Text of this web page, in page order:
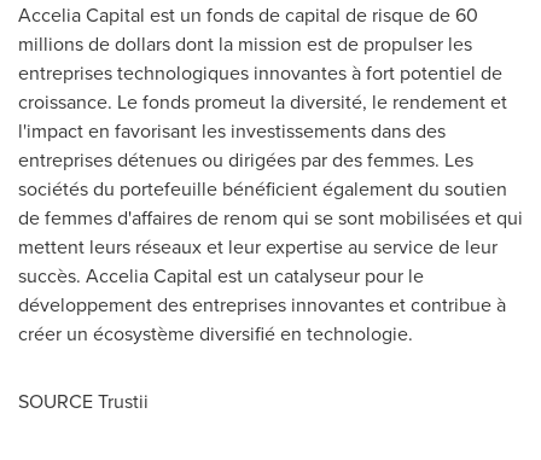
Accelia Capital est un fonds de capital de risque de 60
millions de dollars dont la mission est de propulser les
entreprises technologiques innovantes à fort potentiel de
croissance. Le fonds promeut la diversité, le rendement et
l'impact en favorisant les investissements dans des
entreprises détenues ou dirigées par des femmes. Les
sociétés du portefeuille bénéficient également du soutien
de femmes d'affaires de renom qui se sont mobilisées et qui
mettent leurs réseaux et leur expertise au service de leur
succès. Accelia Capital est un catalyseur pour le
développement des entreprises innovantes et contribue à
créer un écosystème diversifié en technologie.
SOURCE Trustii